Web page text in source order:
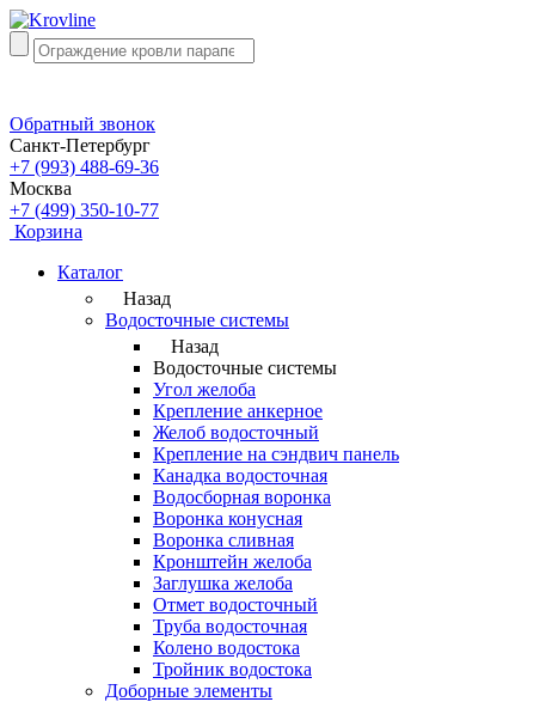
Обратный звонок
Санкт-Петербург
+7 (993) 488-69-36
Москва
+7 (499) 350-10-77
Корзина
Каталог
Назад
Водосточные системы
Назад
Водосточные системы
Угол желоба
Крепление анкерное
Желоб водосточный
Крепление на сэндвич панель
Канадка водосточная
Водосборная воронка
Воронка конусная
Воронка сливная
Кронштейн желоба
Заглушка желоба
Отмет водосточный
Труба водосточная
Колено водостока
Тройник водостока
Доборные элементы